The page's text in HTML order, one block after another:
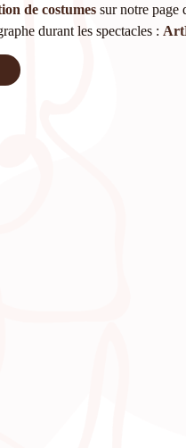
de costumessur notre page
durant les spectacles :